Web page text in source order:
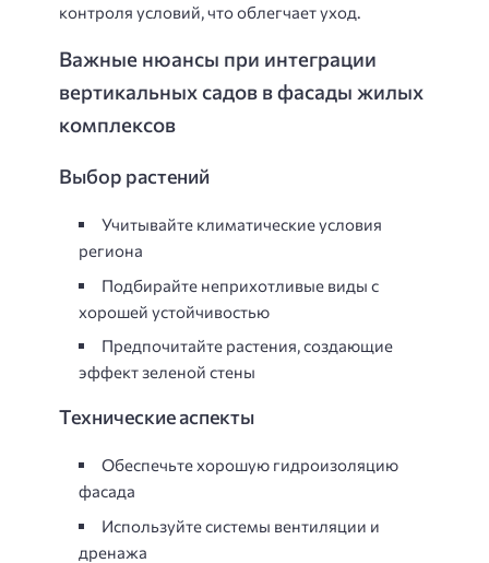
контроля условий, что облегчает уход.
Важные нюансы при интеграции
вертикальных садов в фасады жилых
комплексов
Выбор растений
Учитывайте климатические условия
региона
Подбирайте неприхотливые виды с
хорошей устойчивостью
Предпочитайте растения, создающие
эффект зеленой стены
Технические аспекты
Обеспечьте хорошую гидроизоляцию
фасада
Используйте системы вентиляции и
дренажа